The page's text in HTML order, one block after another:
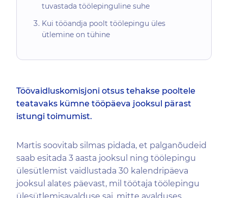
tuvastada töölepinguline suhe
Kui tööandja poolt töölepingu üles
ütlemine on tühine
Töövaidluskomisjoni otsus tehakse pooltele
teatavaks kümne tööpäeva jooksul pärast
istungi toimumist.
Martis soovitab silmas pidada, et palganõudeid
saab esitada 3 aasta jooksul ning töölepingu
ülesütlemist vaidlustada 30 kalendripäeva
jooksul alates päevast, mil töötaja töölepingu